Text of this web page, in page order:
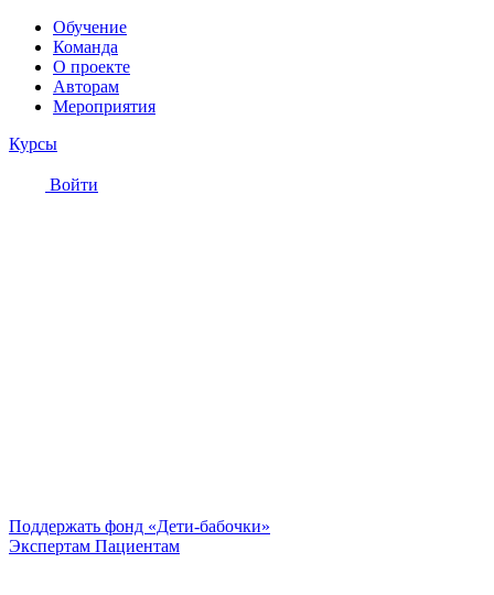
Обучение
Команда
О проекте
Авторам
Мероприятия
Курсы
Войти
Поддержать фонд «Дети-бабочки»
Экспертам Пациентам